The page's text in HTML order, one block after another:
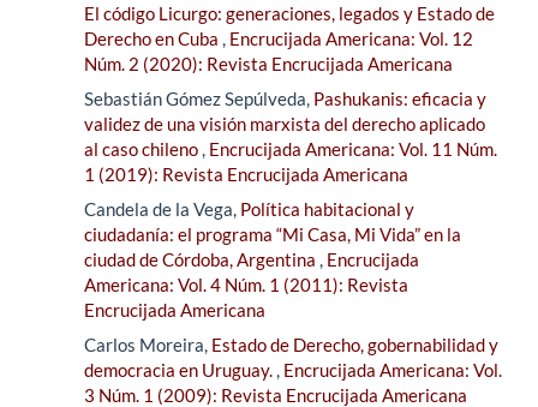
El código Licurgo: generaciones, legados y Estado de
Derecho en Cuba , Encrucijada Americana: Vol. 12
Núm. 2 (2020): Revista Encrucijada Americana
Sebastián Gómez Sepúlveda, Pashukanis: eficacia y
validez de una visión marxista del derecho aplicado
al caso chileno, Encrucijada Americana: Vol. 11 Núm.
1 (2019): Revista Encrucijada Americana
Candela de la Vega, Política habitacional y
ciudadanía: el programa “Mi Casa, Mi Vida” en la
ciudad de Córdoba, Argentina , Encrucijada
Americana: Vol. 4 Núm. 1 (2011): Revista
Encrucijada Americana
Carlos Moreira, Estado de Derecho, gobernabilidad y
democracia en Uruguay., Encrucijada Americana: Vol.
3 Núm. 1 (2009): Revista Encrucijada Americana